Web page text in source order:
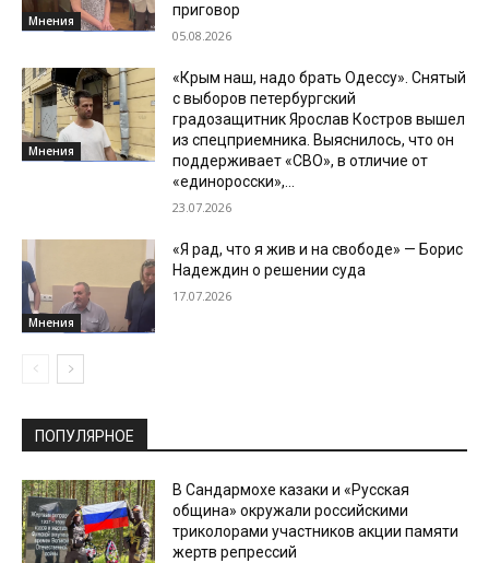
Мнения
приговор
05.08.2026
Мнения
«Крым наш, надо брать Одессу». Снятый
с выборов петербургский
градозащитник Ярослав Костров вышел
из спецприемника. Выяснилось, что он
поддерживает «СВО», в отличие от
«единоросски»,...
23.07.2026
Мнения
«Я рад, что я жив и на свободе» — Борис
Надеждин о решении суда
17.07.2026
ПОПУЛЯРНОЕ
В Сандармохе казаки и «Русская
община» окружали российскими
триколорами участников акции памяти
жертв репрессий